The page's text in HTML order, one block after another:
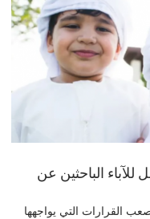
للآباء الباحثين عن
القرارات التي يواجهها